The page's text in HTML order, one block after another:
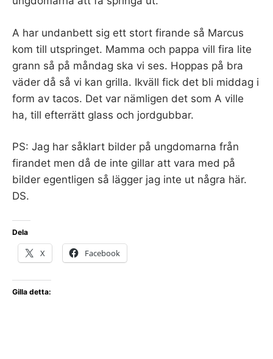
A har undanbett sig ett stort firande så Marcus
kom till utspringet. Mamma och pappa vill fira lite
grann så på måndag ska vi ses. Hoppas på bra
väder då så vi kan grilla. Ikväll fick det bli middag i
form av tacos. Det var nämligen det som A ville
ha, till efterrätt glass och jordgubbar.
PS: Jag har såklart bilder på ungdomarna från
firandet men då de inte gillar att vara med på
bilder egentligen så lägger jag inte ut några här.
DS.
Dela
X Facebook
Gilla detta: